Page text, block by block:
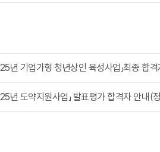
년 기업가형 청년상인 육성사업」최종 합격
년 도약지원사업」 발표평가 합격자 안내(